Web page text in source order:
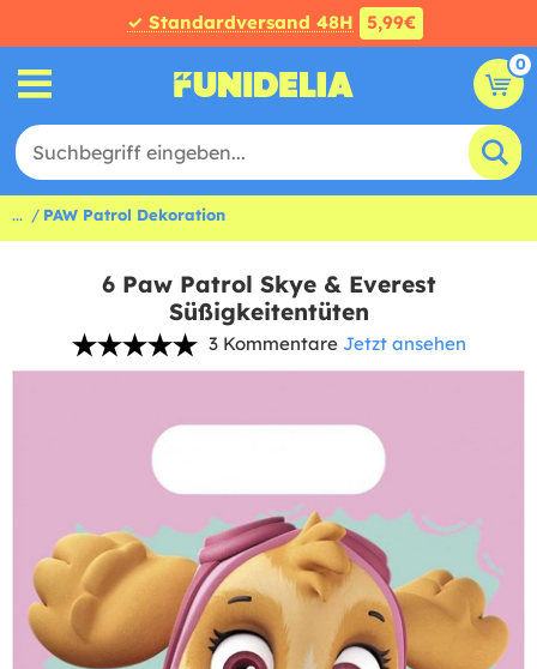
✓ Standardversand 48H 5,99€
0
... PAW Patrol Dekoration
6 Paw Patrol Skye & Everest
Süßigkeitentüten
3 Kommentare Jetzt ansehen